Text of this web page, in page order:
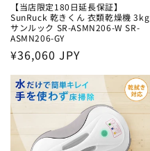
【当店限定180日延長保証】
SunRuck 乾きくん 衣類乾燥機 3kg
サンルック SR-ASMN206-W SR-
ASMN206-GY
通
常
価
格
¥36,060 JPY